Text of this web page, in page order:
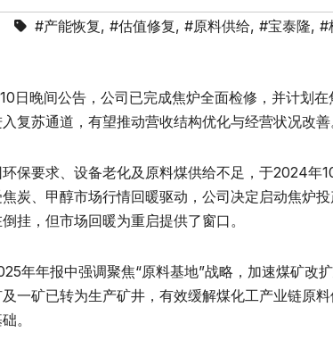
#产能恢复, #估值修复, #原料供给, #宝泰隆, #
日晚间公告，公司已完成焦炉全面检修，并计划
复苏通道，有望推动营收结构优化与经营状况改善
保要求、设备老化及原料煤供给不足，于2024年
炭、甲醇市场行情回暖驱动，公司决定启动焦炉
挂，但市场回暖为重启提供了窗口。
年年报中强调聚焦“原料基地”战略，加速煤矿改
一矿已转为生产矿井，有效缓解煤化工产业链原
。